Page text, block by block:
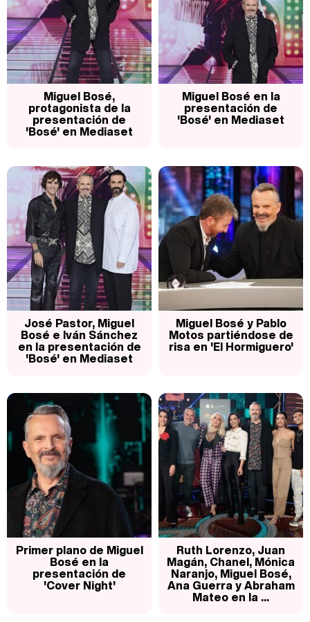
Así se tomó Felipe VI que la Infanta Sofía no quisiera recibir formación militar
Magdalena de Suecia responde a las críticas y explica por qué le han permitido lanzar su propio negocio
Miguel Bosé,
protagonista de la
presentación de
'Bosé' en Mediaset
Miguel Bosé en la
presentación de
'Bosé' en Mediaset
José Pastor, Miguel
Bosé e Iván Sánchez
en la presentación de
'Bosé' en Mediaset
Miguel Bosé y Pablo
Motos partiéndose de
risa en 'El Hormiguero'
Primer plano de Miguel
Bosé en la
presentación de
'Cover Night'
Ruth Lorenzo, Juan
Magán, Chanel, Mónica
Naranjo, Miguel Bosé,
Ana Guerra y Abraham
Mateo en la ...